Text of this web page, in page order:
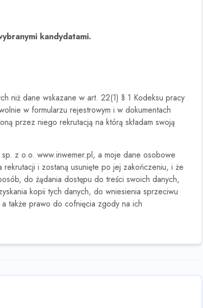
kandydatami.
niż dane wskazane w art. 22(1) § 1 Kodeksu pracy
w formularzu rejestrowym i w dokumentach
przez niego rekrutacją na którą składam swoją
z o.o. www.inwemer.pl, a moje dane osobowe
i zostaną usunięte po jej zakończeniu, i że
do żądania dostępu do treści swoich danych,
kopii tych danych, do wniesienia sprzeciwu
także prawo do cofnięcia zgody na ich